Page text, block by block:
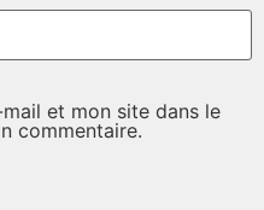
et mon site dans le
commentaire.